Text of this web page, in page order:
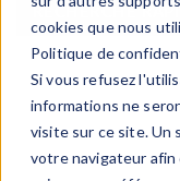
cookies que nous
Politique de
Si vous refusez
informations ne
visite sur ce site. Un
votre navigateur afin
RECHERCHE
Filtrer par domaine